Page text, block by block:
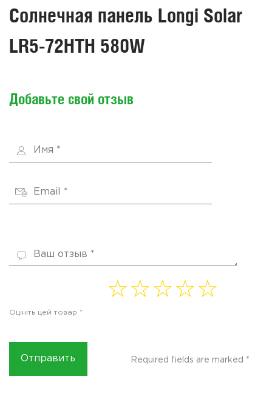
Солнечная панель Longi Solar
LR5-72HTH 580W
Добавьте свой отзыв
Required fields are marked *
Оцініть цей товар *
1 of
2 of
3 of
4
5 of